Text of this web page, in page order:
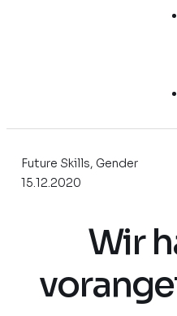
Future Skills, Gender
15.12.2020
Wir